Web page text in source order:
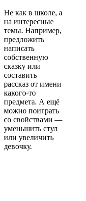
Не как в школе, а
на интересные
темы. Например,
предложить
написать
собственную
сказку или
составить
рассказ от имени
какого-то
предмета. А ещё
можно поиграть
со свойствами —
уменьшить стул
или увеличить
девочку.